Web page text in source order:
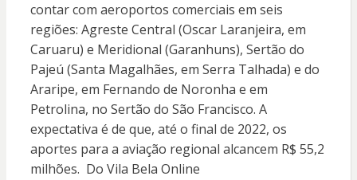
contar com aeroportos comerciais em seis
regiões: Agreste Central (Oscar Laranjeira, em
Caruaru) e Meridional (Garanhuns), Sertão do
Pajeú (Santa Magalhães, em Serra Talhada) e do
Araripe, em Fernando de Noronha e em
Petrolina, no Sertão do São Francisco. A
expectativa é de que, até o final de 2022, os
aportes para a aviação regional alcancem R$ 55,2
milhões. Do Vila Bela Online